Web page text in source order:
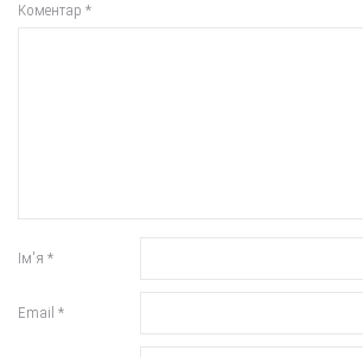
Коментар *
Ім'я *
Email *